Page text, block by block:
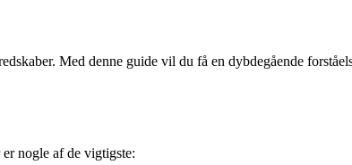
Med denne guide vil du få en dybdegående
nogle af de vigtigste: